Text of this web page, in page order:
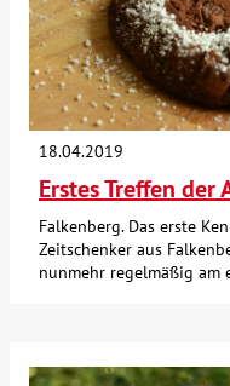
Kontakt
AWO BB Süd
18.04.2019
Erstes Treffen der
Falkenberg. Das erste
Zeitschenker aus
nunmehr regelmäßig